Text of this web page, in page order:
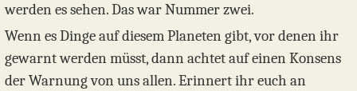
werden es sehen. Das war Nummer zwei.
Wenn es Dinge auf diesem Planeten gibt, vor denen ihr
gewarnt werden müsst, dann achtet auf einen Konsens
der Warnung von uns allen. Erinnert ihr euch an